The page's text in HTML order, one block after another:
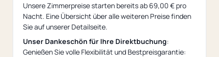
Unsere Zimmerpreise starten bereits ab 69,00 € pro
Nacht. Eine Übersicht über alle weiteren Preise finden
Sie auf unserer Detailseite.
Unser Dankeschön für Ihre Direktbuchung:
Genießen Sie volle Flexibilität und Bestpreisgarantie: